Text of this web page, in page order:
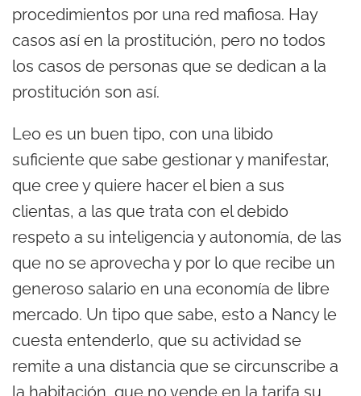
procedimientos por una red mafiosa. Hay
casos así en la prostitución, pero no todos
los casos de personas que se dedican a la
prostitución son así.
Leo es un buen tipo, con una libido
suficiente que sabe gestionar y manifestar,
que cree y quiere hacer el bien a sus
clientas, a las que trata con el debido
respeto a su inteligencia y autonomía, de las
que no se aprovecha y por lo que recibe un
generoso salario en una economía de libre
mercado. Un tipo que sabe, esto a Nancy le
cuesta entenderlo, que su actividad se
remite a una distancia que se circunscribe a
la habitación, que no vende en la tarifa su